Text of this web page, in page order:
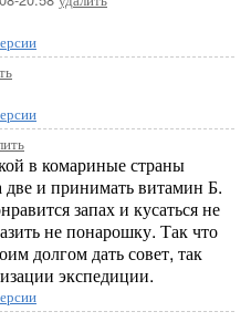
в комариные страны
две и принимать витамин Б.
запах и кусаться не
не понарошку. Так что
долгом дать совет, так
экспедиции.